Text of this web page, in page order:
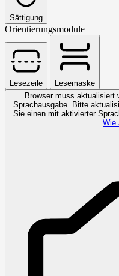
Sättigung
Orientierungsmodule
Lesezeile
Lesemaske
Browser muss aktualisiert
Sprachausgabe. Bitte
Sie einen mit aktivierter
Wie